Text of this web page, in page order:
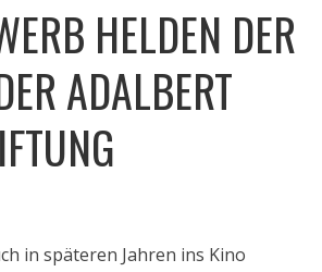
HELDEN DER
ADALBERT
in späteren Jahren ins Kino